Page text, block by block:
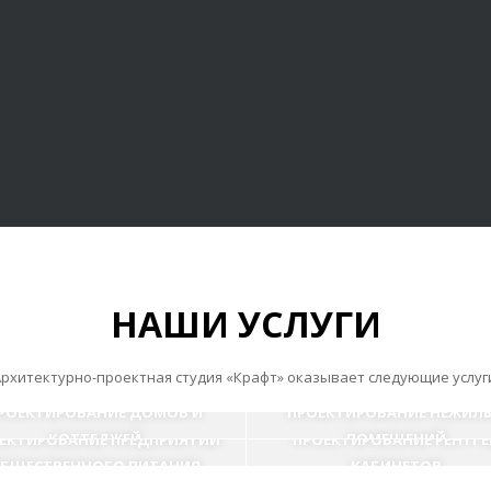
НАШИ УСЛУГИ
проектная студия «Крафт» оказывает следующие
ДОМОВ И
КОТТЕДЖЕЙ
ПРОЕКТИРОВАНИЕ
ПОМЕЩЕНИЙ
ПРЕДПРИЯТИЙ
ПИТАНИЯ
ПРОЕКТИРОВАНИЕ
КАБИНЕТОВ